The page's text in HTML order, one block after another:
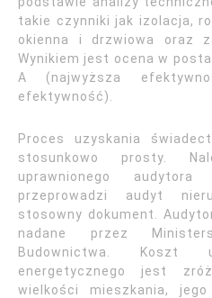
takie czynniki jak izolacja,
okienna i drzwiowa oraz
Wynikiem jest ocena w
A (najwyższa
efektywność).
Proces uzyskania
stosunkowo prosty.
uprawnionego audytora
przeprowadzi audyt
stosowny dokument.
nadane przez
Budownictwa. Koszt
energetycznego jest
wielkości mieszkania,